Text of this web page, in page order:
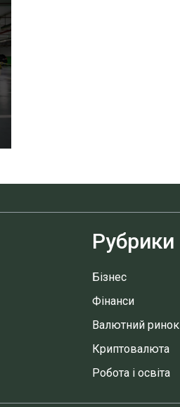
Рубрики
Бізнес
Фінанси
Валютний ринок
Криптовалюта
Робота і освіта